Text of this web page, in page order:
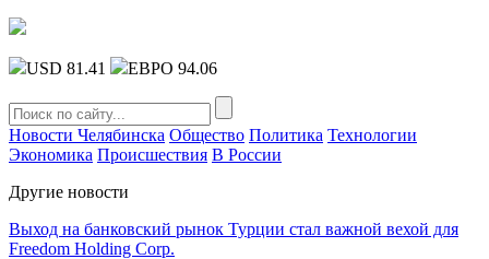
USD 81.41 ЕВРО 94.06
Новости Челябинска Общество Политика Технологии
Экономика Происшествия В России
Другие новости
Выход на банковский рынок Турции стал важной вехой для
Freedom Holding Corp.